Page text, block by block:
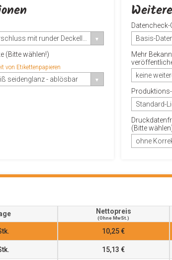
(Bitte wählen!)
von Etikettenpapieren
seidenglanz - ablösbar
Datencheck-
Basis-
Mehr
keine
Standard-
(Bitte
ohne
Nettopreis
(ohne MwSt.)
10,25 €
15,13 €